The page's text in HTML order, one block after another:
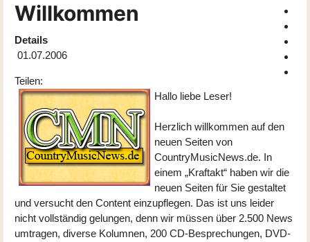
Willkommen
Details
01.07.2006
Teilen:
Hallo liebe Leser!
Herzlich willkommen auf den
neuen Seiten von
CountryMusicNews.de. In
einem „Kraftakt“ haben wir die
neuen Seiten für Sie gestaltet
und versucht den Content einzupflegen. Das ist uns leider
nicht vollständig gelungen, denn wir müssen über 2.500 News
umtragen, diverse Kolumnen, 200 CD-Besprechungen, DVD-